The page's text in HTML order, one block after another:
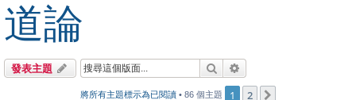
道論
發表主題 搜尋
將所有主題標示為已閱讀 • 86 個主題 1 2